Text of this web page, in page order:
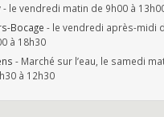
- le vendredi matin de 9h00 à
Bocage - le vendredi après-midi
à 18h30
- Marché sur l’eau, le samedi
à 12h30